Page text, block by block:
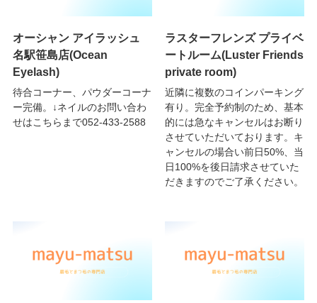
オーシャン アイラッシュ
名駅笹島店(Ocean
Eyelash)
待合コーナー、パウダーコーナ
ー完備。↓ネイルのお問い合わ
せはこちらまで052-433-2588
ラスターフレンズ プライベ
ートルーム(Luster Friends
private room)
近隣に複数のコインパーキング
有り。完全予約制のため、基本
的には急なキャンセルはお断り
させていただいております。キ
ャンセルの場合い前日50%、当
日100%を後日請求させていた
だきますのでご了承ください。